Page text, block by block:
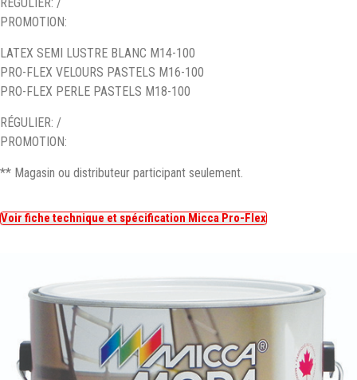
PROMOTION:
LATEX SEMI LUSTRE BLANC M14-100
PRO-FLEX VELOURS PASTELS M16-100
PRO-FLEX PERLE PASTELS M18-100
RÉGULIER: /
PROMOTION:
** Magasin ou distributeur participant seulement.
Voir fiche technique et spécification Micca Pro-Flex